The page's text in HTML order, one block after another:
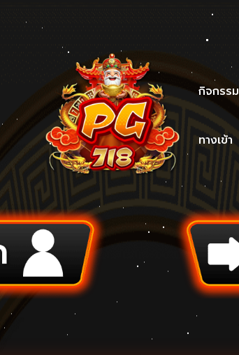
กิจกรรม
ทางเข้า